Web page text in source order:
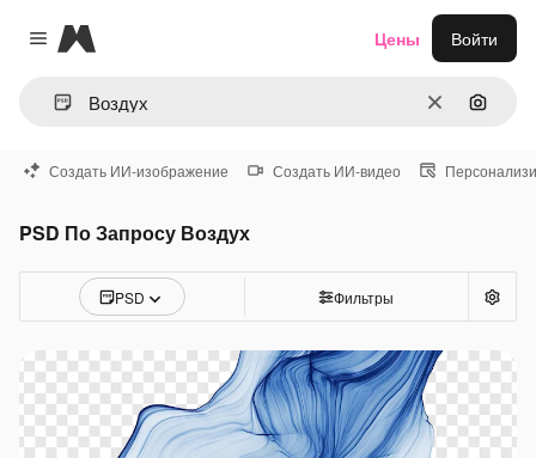
Close menu
Magnific
ОчиститьПоиск
Цены Войти
Создать ИИ-изображение Создать ИИ-видео
PSD По Запросу Воздух
PSD Фильтры